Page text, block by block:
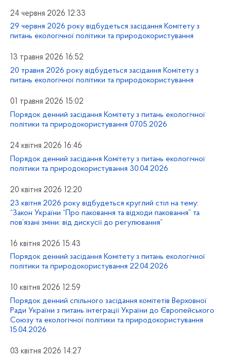
24 червня 2026 12:33
29 червня 2026 року відбудеться засідання Комітету з
питань екологічної політики та природокористування
13 травня 2026 16:52
20 травня 2026 року відбудеться засідання Комітету з
питань екологічної політики та природокористування
01 травня 2026 15:02
Порядок денний засідання Комітету з питань екологічної
політики та природокористування 07.05.2026
24 квітня 2026 16:46
Порядок денний засідання Комітету з питань екологічної
політики та природокористування 30.04.2026
20 квітня 2026 12:20
23 квітня 2026 року відбудеться круглий стіл на тему:
“Закон України “Про паковання та відходи паковання” та
пов’язані зміни: від дискусії до регулювання”
16 квітня 2026 15:43
Порядок денний засідання Комітету з питань екологічної
політики та природокористування 22.04.2026
10 квітня 2026 12:59
Порядок денний спільного засідання комітетів Верховної
Ради України з питань інтеграції України до Європейського
Союзу та екологічної політики та природокористування
15.04.2026
03 квітня 2026 14:27